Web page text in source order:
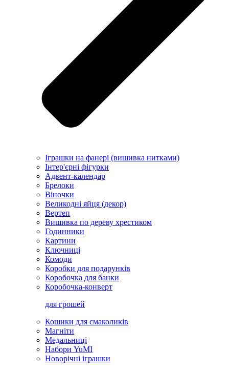
Іграшки на фанері (вишивка нитками)
Інтер'єрні фігурки
Адвент-календар
Брелоки
Віночки
Великодні яйця (декор)
Вертеп
Вишивка по дереву хрестиком
Годинники
Картини
Ключниці
Комоди
Коробки для подарунків
Коробочка для банки
Коробочка-конверт
для грошей
Кошики для смаколиків
Магніти
Медальниці
Набори YuMI
Новорічні іграшки